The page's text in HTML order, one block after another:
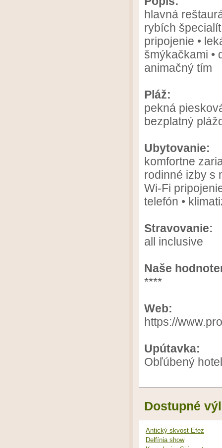
hlavná
rybích
pripojenie •
šmýkačkami •
animačný tím
Pláž:
pekná
bezplatný
Ubytovanie:
komfortne
rodinné izby s
Wi-Fi
telefón •
Stravovanie:
all inclusive
Naše
****
Web:
https://
Upútavka:
Obľúbený hotel
Dostupné
Antický skvost Efez
Delfínia show